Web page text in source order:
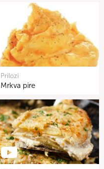
Prilozi
Mrkva pire